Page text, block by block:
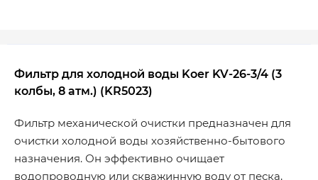
Фильтр для холодной воды Koer KV-26-3/4 (3
колбы, 8 атм.) (KR5023)
Фильтр механической очистки предназначен для
очистки холодной воды хозяйственно-бытового
назначения. Он эффективно очищает
водопроводную или скважинную воду от песка,